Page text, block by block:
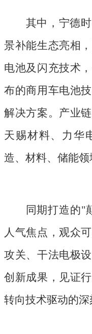
其中，宁德
景补能生态亮相
电池及闪充技术
布的商用车电池
解决方案。产业
天赐材料、力华
造、材料、储能领
同期打造的"
人气焦点，观众
攻关、干法电极
创新成果，见证
转向技术驱动的深